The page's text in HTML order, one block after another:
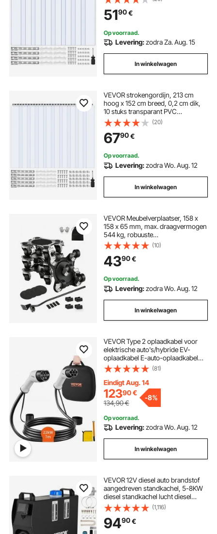
kunststof deurstrip voor
inloopvriezers, koelkasten en
opslagdeuren, met 50%
overlapping
5190€
Op voorraad.
Levering:zodra Za. Aug. 15
In winkelwagen
VEVOR strokengordijn, 213 cm
hoog x 152 cm breed, 0,2 cm dik,
10 stuks transparant PVC
strokengordijn, vriezergordijn,
kunststof deurstrip voor
inloopvriezers, koelkasten en
opslagdeuren, met 50%
overlapping
(20)
6790€
Op voorraad.
Levering:zodra Wo. Aug. 12
In winkelwagen
VEVOR Meubelverplaatser, 158 x
158 x 65 mm, max. draagvermogen
544 kg, robuuste
meubelverplaatser met 5 x 360°
draaibare wielen, gereedschapsset
voor het tillen en verplaatsen van
meubels voor huishoudelijke
apparaten, banken, koelkasten en
wasmachines
(10)
4390€
Op voorraad.
Levering:zodra Wo. Aug. 12
In winkelwagen
VEVOR Type 2 oplaadkabel voor
elektrische auto's/hybride EV-
oplaadkabel E-auto-oplaadkabel
Wallbox 22 kW TPU-oplaadkabel 7
m kabellengte 3-fase AC 380 V
Type 2 naar Type 2
waterdicht/stofdicht Compatibel
met alle Type 2-modellen
(81)
Eindigt Aug. 14
12390€
134,90€
-8%
Op voorraad.
Levering:zodra Wo. Aug. 12
In winkelwagen
VEVOR 12V diesel auto brandstof
aangedreven standkachel, 5-8KW
diesel standkachel lucht diesel
kachel, lucht diesel kachel voor auto
camper vrachtwagen camper bus
met afstandsbediening, zwarte
LCD-schakelaar en 1 luchtuitlaat
(1,116)
9490€